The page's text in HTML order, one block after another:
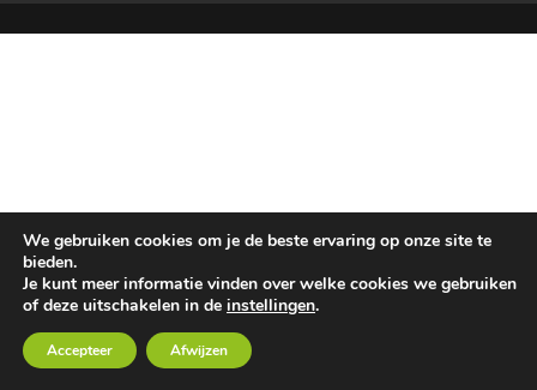
We gebruiken cookies om je de beste ervaring op onze site te
bieden.
Je kunt meer informatie vinden over welke cookies we gebruiken
of deze uitschakelen in de instellingen.
Accepteer Afwijzen